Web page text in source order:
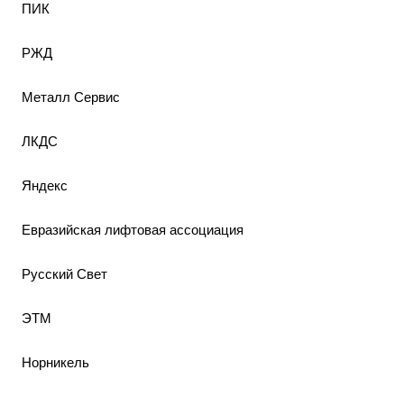
ПИК
РЖД
Металл Сервис
ЛКДС
Яндекс
Евразийская лифтовая ассоциация
Русский Свет
ЭТМ
Норникель